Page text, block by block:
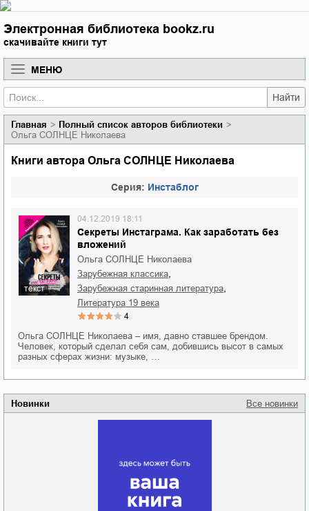
Электронная библиотека bookz.ru
скачивайте книги тут
МЕНЮ
Найти
Новинки Все новинки
Главная
Полный список авторов библиотеки
Ольга СОЛНЦЕ Николаева
Книги автора Ольга СОЛНЦЕ Николаева
Cерия: Инстаблог
текст
Секреты Инстаграма. Как заработать без
вложений
04.12.2019 18:11
Ольга СОЛНЦЕ Николаева
зарубежная классика
зарубежная старинная литература
литература 19 века
4
Ольга СОЛНЦЕ Николаева – имя, давно ставшее брендом.
Человек, который сделал себя сам, добившись высот в самых
разных сферах жизни: музыке, …